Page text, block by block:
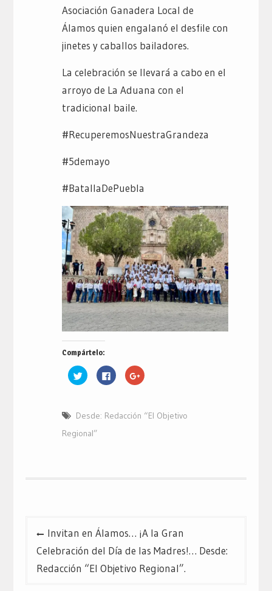
Asociación Ganadera Local de
Álamos quien engalanó el desfile con
jinetes y caballos bailadores.
La celebración se llevará a cabo en el
arroyo de La Aduana con el
tradicional baile.
#RecuperemosNuestraGrandeza
#5demayo
#BatallaDePuebla
Compártelo:
Haz
clic
(Se
en
una
Haz
clic
Facebook
(Se
Haz
clic
Google+
(Se
Desde: Redacción “El Objetivo
Regional”
de
entradas
Invitan en Álamos… ¡A la Gran
Celebración del Día de las Madres!… Desde:
Redacción “El Objetivo Regional”.